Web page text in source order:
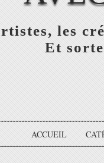
les
Et
ACCUEIL